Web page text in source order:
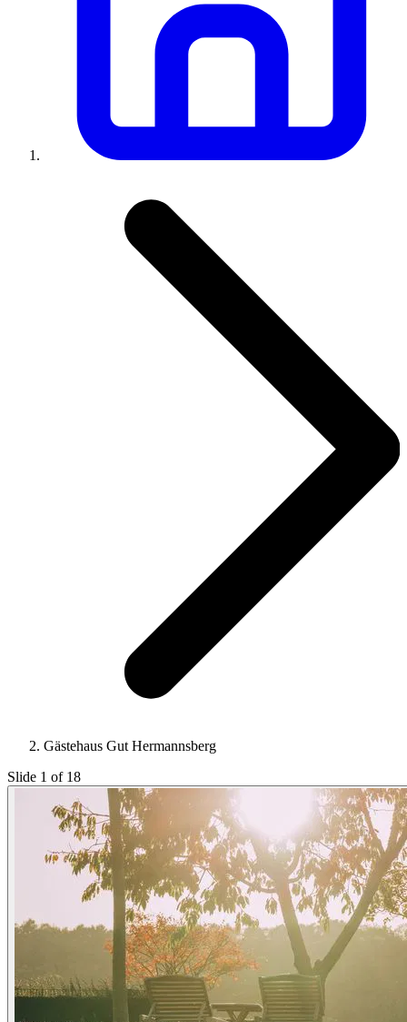
Gästehaus Gut Hermannsberg
Slide 1 of 18